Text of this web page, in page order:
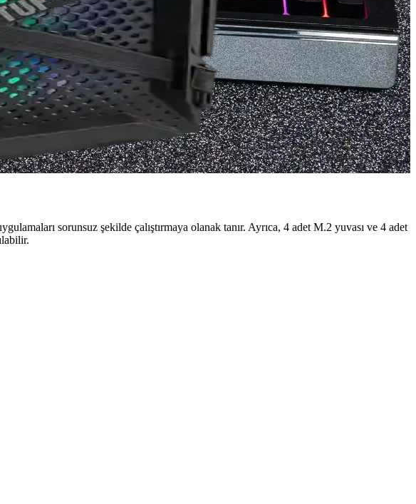
stabil ve geniş bağlantı seçenekleri sunan orta seviye bir anakarttır.
Dominator ve anakart modelleri markanın donanım çeşitliliğini gösteriyor.
artırın.
sorunsuz şekilde çalıştırmaya olanak tanır. Ayrıca, 4 adet M.2 yuvası ve 4 adet